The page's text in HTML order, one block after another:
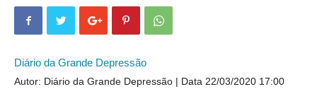
Diário da Grande Depressão
Autor: Diário da Grande Depressão Data 22/03/2020 17:00